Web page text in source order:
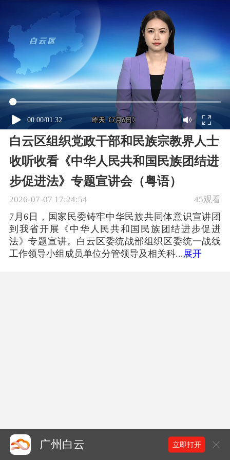
00:00/01:32
白云区组织党政干部和民族宗教界人士
收听收看《中华人民共和国民族团结进
步促进法》专题宣讲会（粤语）
2026-07-07 17:24:54 45观看
7月6日，国家民委铸牢中华民族共同体意识宣讲团
到我省开展《中华人民共和国民族团结进步促进
法》专题宣讲。白云区委统战部组织区委统一战线
工作领导小组成员单位分管领导及相关科...展开
广州白云 立即打开